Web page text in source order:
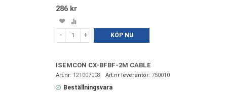
286 kr
Spara
i
favoriter
Lägg
till
- + KÖP NU
ISEMCON CX-BFBF-2M CABLE
121007008 750010
Beställningsvara